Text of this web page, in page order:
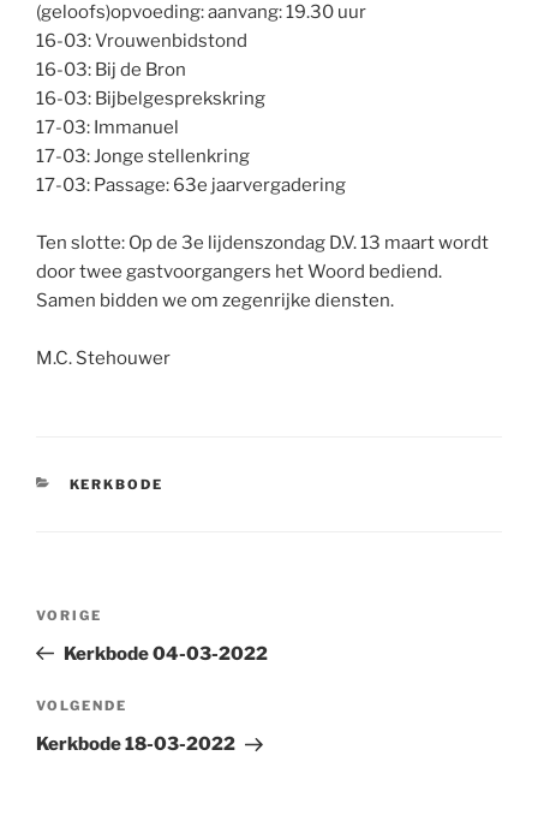
(geloofs)opvoeding: aanvang: 19.30 uur
16-03: Vrouwenbidstond
16-03: Bij de Bron
16-03: Bijbelgesprekskring
17-03: Immanuel
17-03: Jonge stellenkring
17-03: Passage: 63e jaarvergadering
Ten slotte: Op de 3e lijdenszondag D.V. 13 maart wordt
door twee gastvoorgangers het Woord bediend.
Samen bidden we om zegenrijke diensten.​
M.C. Stehouwer
CATEGORIEËN
KERKBODE
Vorig
bericht
VORIGE
Kerkbode 04-03-2022
Volgend
bericht
VOLGENDE
Kerkbode 18-03-2022